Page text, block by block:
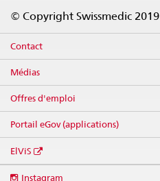
© Copyright Swissmedic 2019
Contact
Médias
Offres d'emploi
Portail eGov (applications)
ElViS
Instagram